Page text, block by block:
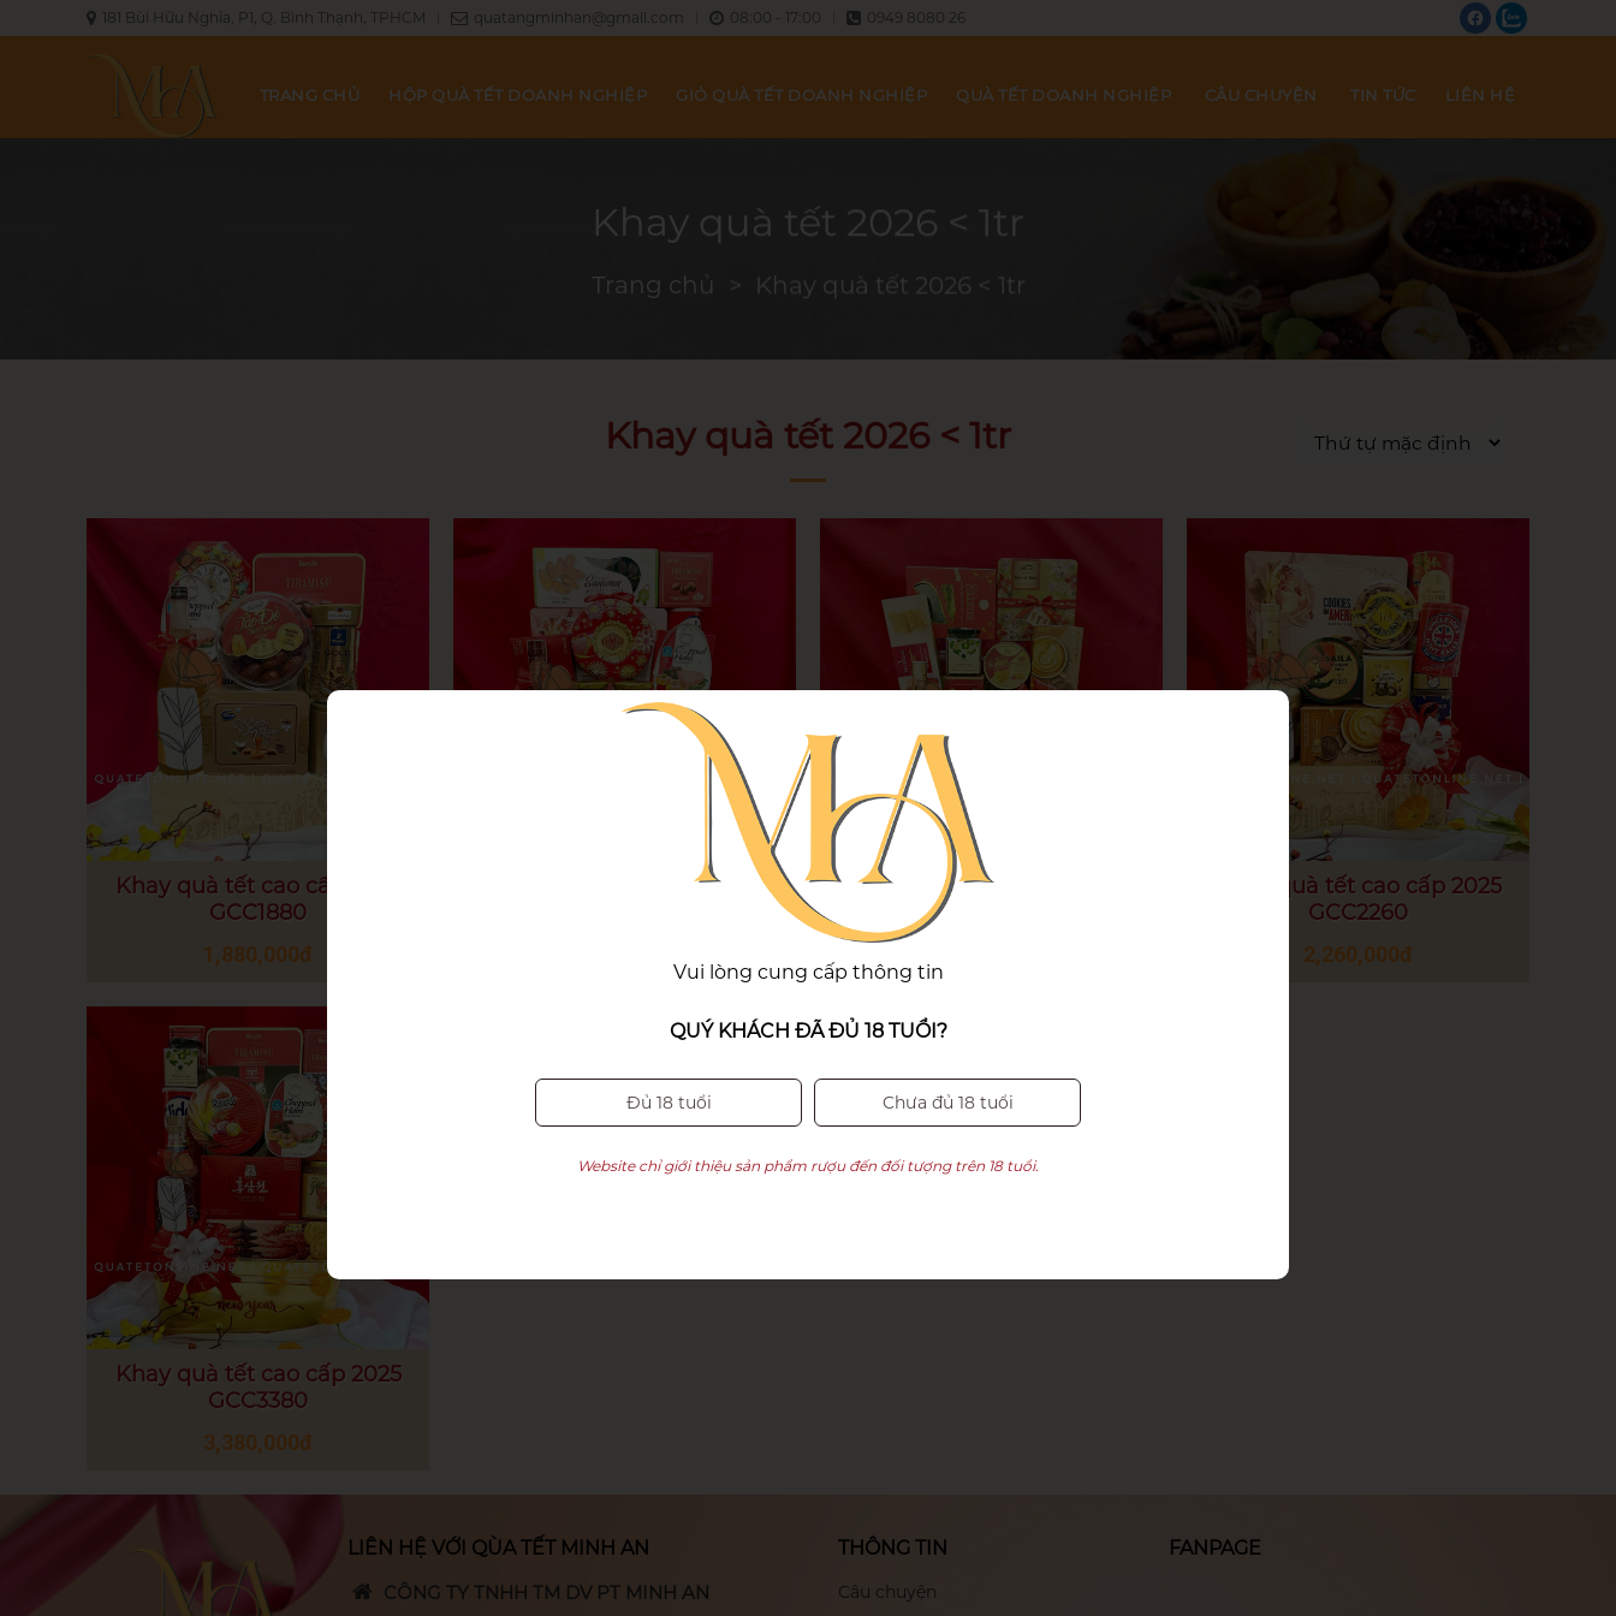
181 Bùi Hữu Nghĩa, P1, Q. Bình Thạnh, TPHCM quatangminhan@gmail.com 08:00 - 17:00 0949 8080 26
TRANG CHỦ HỘP QUÀ TẾT DOANH NGHIỆP GIỎ QUÀ TẾT DOANH NGHIỆP QUÀ TẾT DOANH NGHIỆP CÂU CHUYỆN TIN TỨC LIÊN HỆ
Khay quà tết 2026 < 1tr
Trang chủ Khay quà tết 2026 < 1tr
Khay quà tết 2026 < 1tr
Khay quà tết cao cấp 2025
GCC1880
1,880,000đ
Khay quà tết cao cấp 2025
Khay quà tết cao cấp 2025
GCC2115
Khay quà tết cao cấp 2025
GCC2260
2,260,000đ
Khay quà tết cao cấp 2025
GCC3380
3,380,000đ
LIÊN HỆ VỚI QÙA TẾT MINH AN
CÔNG TY TNHH TM DV PT MINH AN
THÔNG TIN
Câu chuyện
FANPAGE
Vui lòng cung cấp thông tin
QUÝ KHÁCH ĐÃ ĐỦ 18 TUỔI?
Đủ 18 tuổi Chưa đủ 18 tuổi
Website chỉ giới thiệu sản phẩm rượu đến đối tượng trên 18 tuổi.